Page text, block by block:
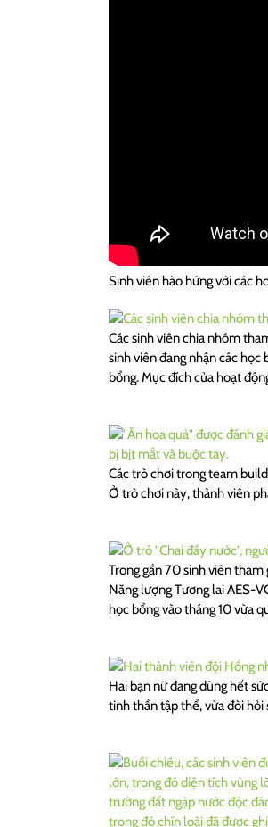
Sinh viên hào hứng với các
Các sinh viên chia nhóm
sinh viên đang nhận các
bổng. Mục đích của hoạt
Các trò chơi trong team
Ở trò chơi này, thành viên
Trong gần 70 sinh viên tham
Năng lượng Tương lai AES-
học bổng vào tháng 10 vừa
Hai bạn nữ đang dùng hết
tinh thần tập thể, vừa đòi